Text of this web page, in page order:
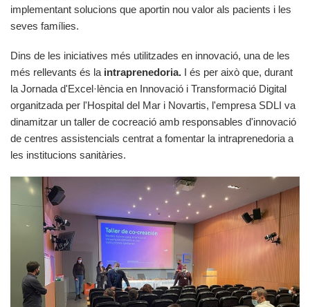
implementant solucions que aportin nou valor als pacients i les
seves famílies.
Dins de les iniciatives més utilitzades en innovació, una de les
més rellevants és la intraprenedoria. I és per això que, durant
la Jornada d'Excel·lència en Innovació i Transformació Digital
organitzada per l'Hospital del Mar i Novartis, l'empresa SDLI va
dinamitzar un taller de cocreació amb responsables d'innovació
de centres assistencials centrat a fomentar la intraprenedoria a
les institucions sanitàries.